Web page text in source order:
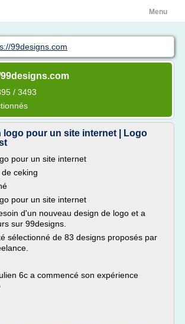
Menu
99designs.com
/ 3493
logo pour un site internet | Logo
pour un site internet
ceking
pour un site internet
d'un nouveau design de logo et a
sur 99designs.
sélectionné de 83 designs proposés par
6c a commencé son expérience